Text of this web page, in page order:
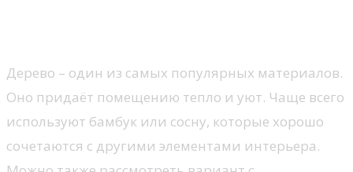
Дерево – один из самых популярных материалов.
Оно придаёт помещению тепло и уют. Чаще всего
используют бамбук или сосну, которые хорошо
сочетаются с другими элементами интерьера.